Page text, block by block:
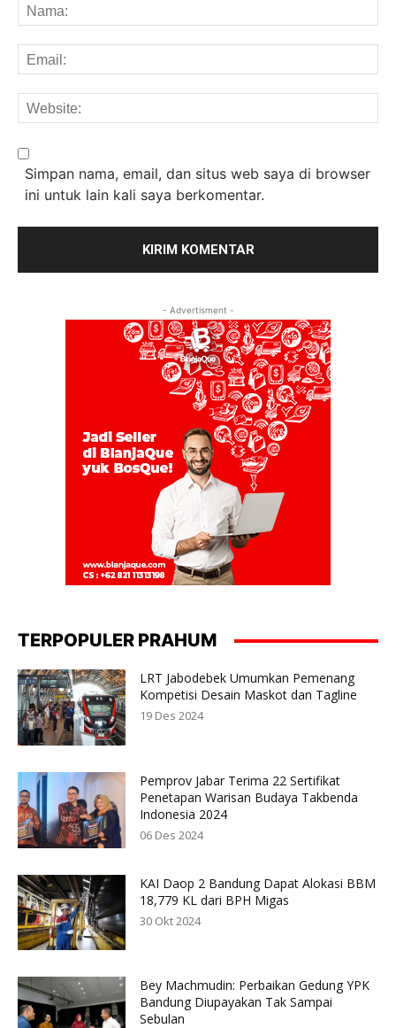
Simpan nama, email, dan situs web saya di browser
ini untuk lain kali saya berkomentar.
- Advertisment -
TERPOPULER PRAHUM
LRT Jabodebek Umumkan Pemenang
Kompetisi Desain Maskot dan Tagline
19 Des 2024
Pemprov Jabar Terima 22 Sertifikat
Penetapan Warisan Budaya Takbenda
Indonesia 2024
06 Des 2024
KAI Daop 2 Bandung Dapat Alokasi BBM
18,779 KL dari BPH Migas
30 Okt 2024
Bey Machmudin: Perbaikan Gedung YPK
Bandung Diupayakan Tak Sampai
Sebulan